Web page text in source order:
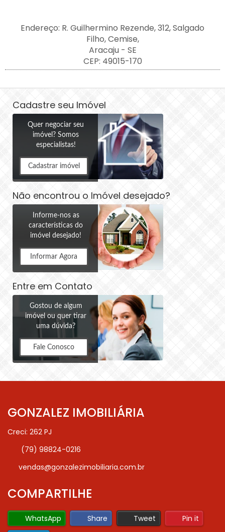
Endereço: R. Guilhermino Rezende, 312, Salgado
Filho, Cemise,
Aracaju - SE
CEP: 49015-170
Cadastre seu Imóvel
Quer negociar seu
imóvel? Somos
especialistas!
Cadastrar imóvel
Não encontrou o Imóvel desejado?
Informe-nos as
características do
imóvel desejado!
Informar Agora
Entre em Contato
Gostou de algum
imóvel ou quer tirar
uma dúvida?
Fale Conosco
GONZALEZ IMOBILIÁRIA
Creci: 262 PJ
(79) 98824-0216
vendas@gonzalezimobiliaria.com.br
COMPARTILHE
WhatsApp Share Tweet Pin it